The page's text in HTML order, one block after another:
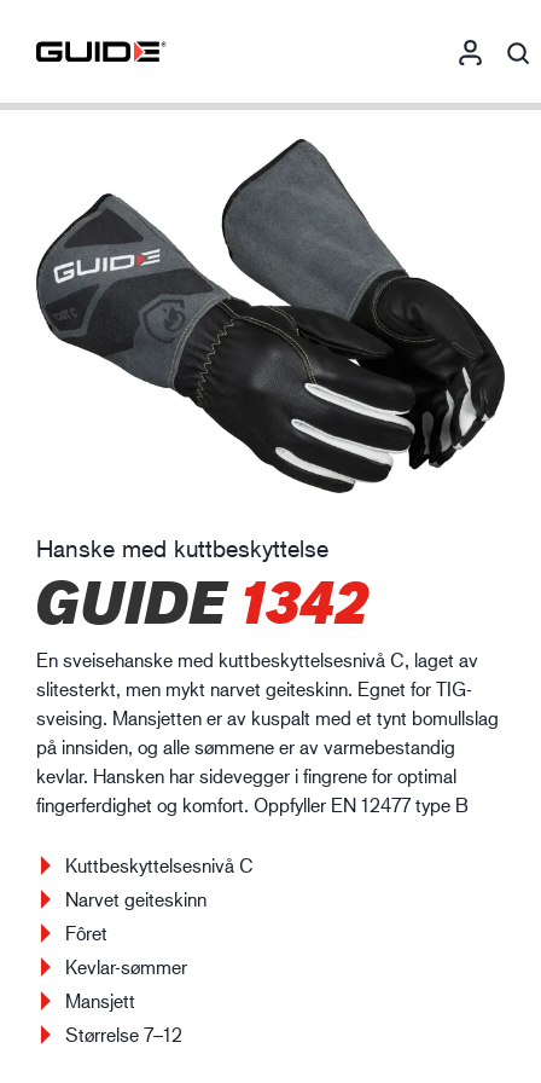
Hanske med kuttbeskyttelse
GUIDE1342
En sveisehanske med kuttbeskyttelsesnivå C, laget av
slitesterkt, men mykt narvet geiteskinn. Egnet for TIG-
sveising. Mansjetten er av kuspalt med et tynt bomullslag
på innsiden, og alle sømmene er av varmebestandig
kevlar. Hansken har sidevegger i fingrene for optimal
fingerferdighet og komfort. Oppfyller EN 12477 type B
Kuttbeskyttelsesnivå C
Narvet geiteskinn
Fôret
Kevlar-sømmer
Mansjett
Størrelse 7–12